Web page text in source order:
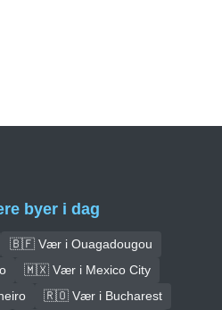
byer i dag
🇧🇫 Vær i Ouagadougou
🇲🇽 Vær i Mexico City
🇷🇴 Vær i Bucharest